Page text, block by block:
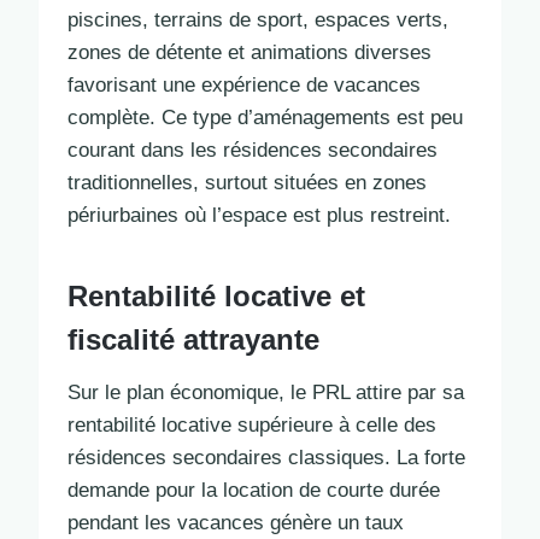
piscines, terrains de sport, espaces verts,
zones de détente et animations diverses
favorisant une expérience de vacances
complète. Ce type d’aménagements est peu
courant dans les résidences secondaires
traditionnelles, surtout situées en zones
périurbaines où l’espace est plus restreint.
Rentabilité locative et
fiscalité attrayante
Sur le plan économique, le PRL attire par sa
rentabilité locative supérieure à celle des
résidences secondaires classiques. La forte
demande pour la location de courte durée
pendant les vacances génère un taux